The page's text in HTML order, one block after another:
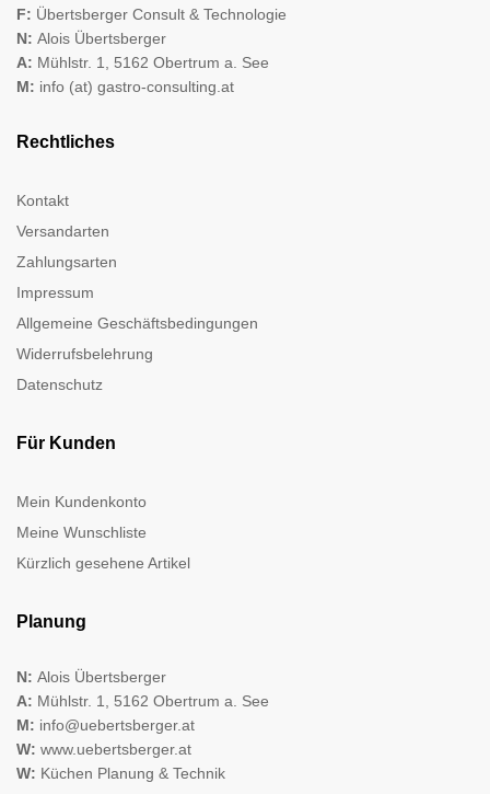
F: Übertsberger Consult & Technologie
N: Alois Übertsberger
A: Mühlstr. 1, 5162 Obertrum a. See
M: info (at) gastro-consulting.at
Rechtliches
Kontakt
Versandarten
Zahlungsarten
Impressum
Allgemeine Geschäftsbedingungen
Widerrufsbelehrung
Datenschutz
Für Kunden
Mein Kundenkonto
Meine Wunschliste
Kürzlich gesehene Artikel
Planung
N: Alois Übertsberger
A: Mühlstr. 1, 5162 Obertrum a. See
M: info@uebertsberger.at
W: www.uebertsberger.at
W: Küchen Planung & Technik